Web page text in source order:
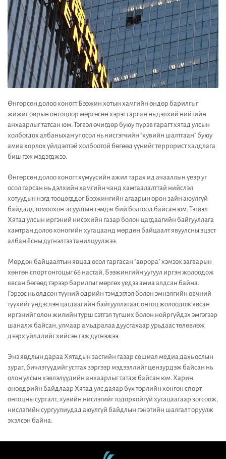
Өнгөрсөн долоо хоногт Бээжин хотын хамгийн өндөр барилгыг
жижиг оврын онгоцоор мөргөсөн хэрэг гарсан нь дэлхий нийтийн
анхаарлыг татсан юм. Тэгвэл өчигдөр буюу пүрэв гарагт хятад улсын
холбогдох албаныхан уг осол нь нисгэгчийн "хувийн шалтгаан" буюу
амиа хорлох үйлдэлтэй холбоотой бөгөөд үүнийг террорист халдлага
биш гэж мэдэгджээ.
Өнгөрсөн долоо хоногт хүмүүсийн ажил тарах ид ачааллын үеэр уг
осол гарсан нь дэлхийн хамгийн чанд хамгаалалттай нийслэл
хотуудын нэгд тооцогддог Бээжингийн агаарын орон зайн аюулгүй
байдалд томоохон асуултын тэмдэг бий болгоод байсан юм. Тэгвэл
Хятад улсын иргэний нисэхийн газар болон цагдаагийн байгууллага
хамтран долоо хоногийн хугацаанд мөрдөн байцаалт явуулсны эцэст
албан ёсны дүгнэлтээ танилцуулжээ.
Мөрдөн байцаалтын явцад осол гаргасан "аврора" хэмээх загварын
хөнгөн спорт онгоцыг 66 настай, Бээжингийн уугуул иргэн жолоодож
явсан бөгөөд тэрээр барилгыг мөргөх үедээ амиа алдсан байна.
Гэрээс нь олдсон түүний өдрийн тэмдэглэл болон эмнэлгийн өвчний
түүхийг үндэслэн цагдаагийн байгууллагаас онгоц жолоодож явсан
иргэнийг олон жилийн турш сэтгэл түгших болон нойргүйдэх эмгэгээр
шаналж байсан, улмаар амьдралаа дуусгахаар урьдаас төлөвлөж
дээрх үйлдлийг хийсэн гэж дүгнэжээ.
Энэ явдлын дараа Хятадын засгийн газар сошиал медиа дахь ослын
зураг, бичлэгүүдийг устгах зэргээр мэдээллийг цензурдэж байсан нь
олон улсын хэвлэлүүдийн анхаарлыг татаж байсан юм. Харин
өнөөдрийн байдлаар Хятад улс даяар бүх төрлийн хөнгөн спорт
онгоцны сургалт, хувийн нислэгийг тодорхойгүй хугацаагаар зогсоож,
нислэгийн сургуулиудад аюулгүй байдлын гэнэтийн шалгалт оруулж
эхэлсэн байна.